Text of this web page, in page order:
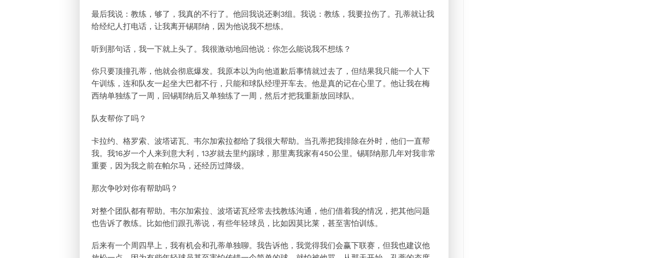
最后我说：教练，够了，我真的不行了。他回我说还剩3组。我说：教练，我要拉伤了。孔蒂就让我
给经纪人打电话，让我离开锡耶纳，因为他说我不想练。
听到那句话，我一下就上头了。我很激动地回他说：你怎么能说我不想练？
你只要顶撞孔蒂，他就会彻底爆发。我原本以为向他道歉后事情就过去了，但结果我只能一个人下
午训练，连和队友一起坐大巴都不行，只能和球队经理开车去。他是真的记在心里了。他让我在梅
西纳单独练了一周，回锡耶纳后又单独练了一周，然后才把我重新放回球队。
队友帮你了吗？
卡拉约、格罗索、波塔诺瓦、韦尔加索拉都给了我很大帮助。当孔蒂把我排除在外时，他们一直帮
我。我16岁一个人来到意大利，13岁就去里约踢球，那里离我家有450公里。锡耶纳那几年对我非常
重要，因为我之前在帕尔马，还经历过降级。
那次争吵对你有帮助吗？
对整个团队都有帮助。韦尔加索拉、波塔诺瓦经常去找教练沟通，他们借着我的情况，把其他问题
也告诉了教练。比如他们跟孔蒂说，有些年轻球员，比如因莫比莱，甚至害怕训练。
后来有一个周四早上，我有机会和孔蒂单独聊。我告诉他，我觉得我们会赢下联赛，但我也建议他